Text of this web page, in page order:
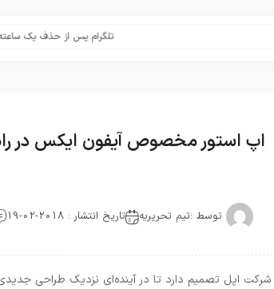
تلگرام پس از حذف یک ساعته به اپ
اپ استور مخصوص آیفون ایکس در
توسط :تیم تحریریه تاریخ انتشار : 2018-02-19
شرکت اپل تصمیم دارد تا در آینده‌ای نزدیک طراحی جدیدی